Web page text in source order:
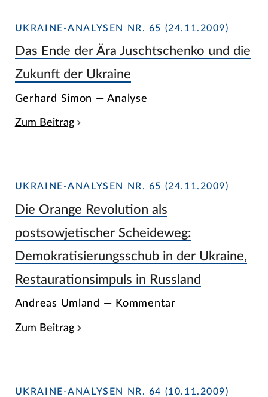
UKRAINE-ANALYSEN NR. 65 (24.11.2009)
Das Ende der Ära Juschtschenko und die
Zukunft der Ukraine
Gerhard Simon — Analyse
Zum Beitrag
UKRAINE-ANALYSEN NR. 65 (24.11.2009)
Die Orange Revolution als
postsowjetischer Scheideweg:
Demokratisierungsschub in der Ukraine,
Restaurationsimpuls in Russland
Andreas Umland — Kommentar
Zum Beitrag
UKRAINE-ANALYSEN NR. 64 (10.11.2009)